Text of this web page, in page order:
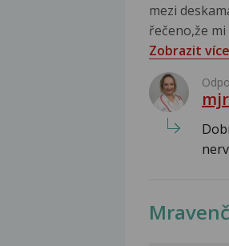
mezi
řečeno,že
Zobrazit více